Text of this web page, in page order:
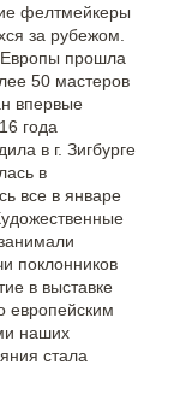
фелтмейкеры
за рубежом.
Европы прошла
50 мастеров
впервые
года
в г. Зигбурге
в
все в январе
поклонников
в выставке
европейским
наших
стала